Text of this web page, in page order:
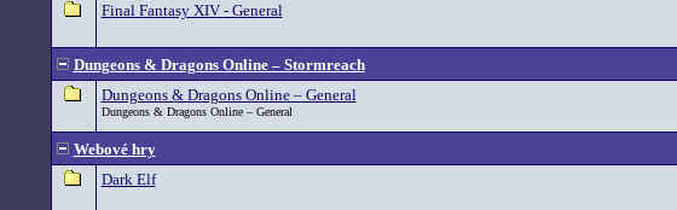
Final Fantasy XIV - General
Dungeons & Dragons Online – Stormreach
Dungeons & Dragons Online – General
Dungeons & Dragons Online – General
Webové hry
Dark Elf